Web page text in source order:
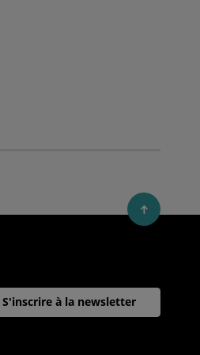
S'inscrire à la newsletter